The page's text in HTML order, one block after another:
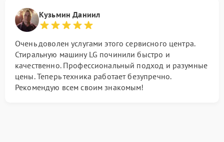
Кузьмин Даниил
Очень доволен услугами этого сервисного центра.
Стиральную машину LG починили быстро и
качественно. Профессиональный подход и разумные
цены. Теперь техника работает безупречно.
Рекомендую всем своим знакомым!